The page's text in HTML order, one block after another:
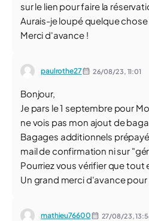
sur le lien pour faire la
Aurais-je loupé quelque chose
Merci d'avance !
paulrothe27 26/08/23, 11:01
Bonjour,
Je pars le 1 septembre pour
ne vois pas mon ajout de
Bagages additionnels
mail de confirmation ni sur
Pourriez vous vérifier que tout
Un grand merci d'avance pour
mathieu76600 27/08/23,